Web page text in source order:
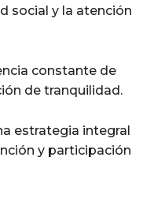
social y la atención
constante de
de tranquilidad.
estrategia integral
y participación